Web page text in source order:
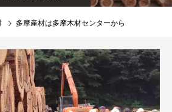
多摩産材は多摩木材センターから